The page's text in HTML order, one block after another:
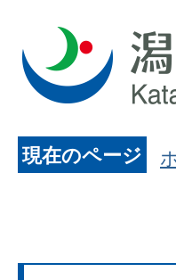
現在のページ